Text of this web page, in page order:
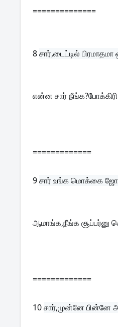
==============
8 சார்,டைட்டில்
என்ன சார்
=============
9 சார் உங்க மொக்கை
ஆமாங்க,நீங்க சூப்பர்னு
=============
10 சார்,முன்னே பின்னே